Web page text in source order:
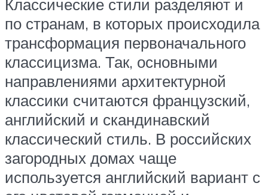
Классические стили разделяют и
по странам, в которых происходила
трансформация первоначального
классицизма. Так, основными
направлениями архитектурной
классики считаются французский,
английский и скандинавский
классический стиль. В российских
загородных домах чаще
используется английский вариант с